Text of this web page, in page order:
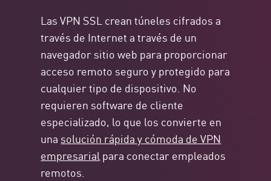
Las VPN SSL crean túneles cifrados a
través de Internet a través de un
navegador sitio web para proporcionar
acceso remoto seguro y protegido para
cualquier tipo de dispositivo. No
requieren software de cliente
especializado, lo que los convierte en
una solución rápida y cómoda de VPN
empresarialpara conectar empleados
remotos.